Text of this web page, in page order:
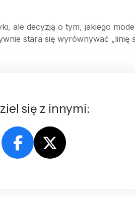
ale decyzją o tym, jakiego
stara się wyrównywać „linię
się z innymi: